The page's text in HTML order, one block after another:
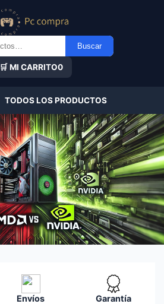
Buscar
🛒 MI CARRITO0
TODOS LOS PRODUCTOS
Envíos Garantía